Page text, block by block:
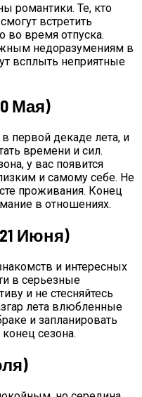
романтики. Те, кто
встретить
во время отпуска.
недоразумениям в
всплыть неприятные
Мая)
первой декаде лета, и
времени и сил.
у вас появится
и самому себе. Не
проживания. Конец
в отношениях.
Июня)
и интересных
в серьезные
и не стесняйтесь
лета влюбленные
и запланировать
сезона.